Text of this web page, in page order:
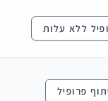
ללא עלות
פרופיל